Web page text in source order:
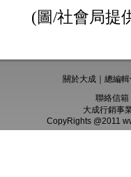
(圖/社會局提